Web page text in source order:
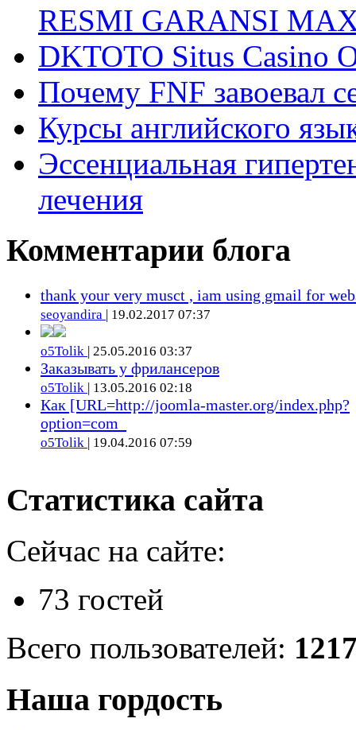
RESMI GARANSI
DKTOTO Situs Casino
Почему FNF завоевал
Курсы английского
Эссенциальная
лечения
Комментарии блога
thank your very musct , iam using gmail for
seoyandira | 19.02.2017 07:37
o5Tolik | 25.05.2016 03:37
Заказывать у фрилансеров
o5Tolik | 13.05.2016 02:18
Как [URL=http://joomla-master.org/index.php?
option=com_
o5Tolik | 19.04.2016 07:59
Статистика сайта
Сейчас на сайте:
73 гостей
Всего пользователей:
Наша гордость